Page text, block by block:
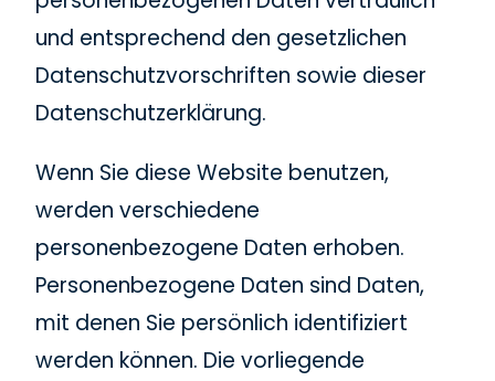
und entsprechend den gesetzlichen
Datenschutzvorschriften sowie dieser
Datenschutzerklärung.
Wenn Sie diese Website benutzen,
werden verschiedene
personenbezogene Daten erhoben.
Personenbezogene Daten sind Daten,
mit denen Sie persönlich identifiziert
werden können. Die vorliegende